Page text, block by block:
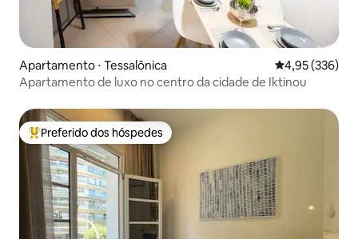
Apartamento ⋅ Tessalônica 4,95 de uma
4,95 (336)
Apartamento de luxo no centro da cidade de Iktinou
Entre os melhores preferidos dos hóspedes
Preferido dos hóspedes